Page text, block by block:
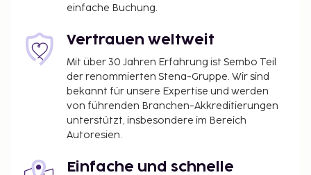
einfache Buchung.
Vertrauen weltweit
Mit über 30 Jahren Erfahrung ist Sembo Teil
der renommierten Stena-Gruppe. Wir sind
bekannt für unsere Expertise und werden
von führenden Branchen-Akkreditierungen
unterstützt, insbesondere im Bereich
Autoresien.
Einfache und schnelle